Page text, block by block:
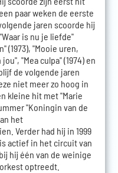
paar weken de eerste
jaren scoorde hij
is nu je liefde"
(1973), "Mooie uren,
"Mea culpa" (1974) en
de volgende jaren
niet meer zo hoog in
kleine hit met "Marie
"Koningin van de
het
Verder had hij in 1999
actief in het circuit van
hij één van de weinige
optreedt.